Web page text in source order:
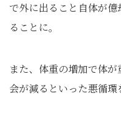
で外に出ること自体が
ることに。
また、体重の増加で体
会が減るといった悪循環